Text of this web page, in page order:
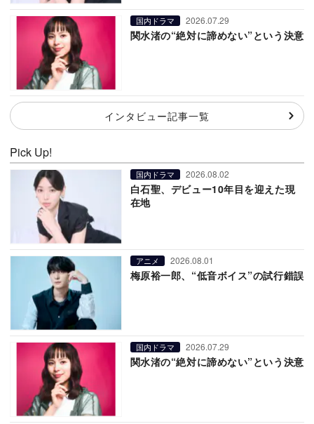
国内ドラマ 2026.07.29
関水渚の“絶対に諦めない”という決意
インタビュー記事一覧
Pick Up!
国内ドラマ 2026.08.02
白石聖、デビュー10年目を迎えた現
在地
アニメ 2026.08.01
梅原裕一郎、“低音ボイス”の試行錯誤
国内ドラマ 2026.07.29
関水渚の“絶対に諦めない”という決意